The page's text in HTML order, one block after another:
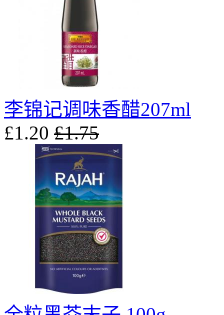
李锦记调味香醋207ml
£1.20 £1.75